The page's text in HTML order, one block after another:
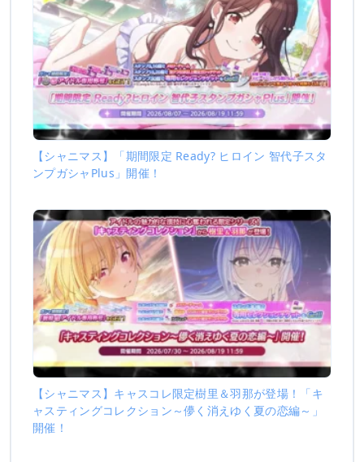
【シャニマス】「期間限定 Ready? ヒロイン 智代子スタ
ンプガシャPlus」開催！
【シャニマス】キャスコレ限定樹里＆羽那が登場！「キ
ャスティングコレクション～儚く消えゆく夏の恋編～」
開催！